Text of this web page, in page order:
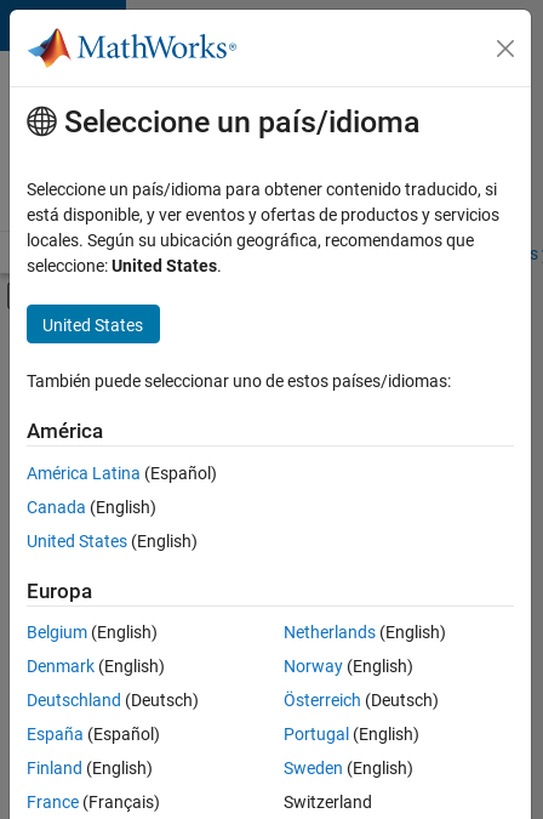
Saltar al contenido
Ofertas
de
empleo
MathWorks
Visión general Búsqueda de empleo Oficinas locales
Contenido principal
FILTRADO POR
Quality Engineering
Web Applications and Services
Education Marketing
Ordenar por
Guardar
empleos
seleccionados
No se
han
traducido
todos
los
Seleccione un país/idioma
Seleccione un país/idioma para obtener contenido traducido, si
está disponible, y ver eventos y ofertas de productos y servicios
locales. Según su ubicación geográfica, recomendamos que
seleccione:United States.
United States
También puede seleccionar uno de estos países/idiomas:
América
América Latina (Español)
Canada (English)
United States (English)
Europa
Belgium (English)
Denmark (English)
Deutschland (Deutsch)
España (Español)
Finland (English)
France (Français)
Netherlands(English)
Norway(English)
Österreich (Deutsch)
Portugal (English)
Sweden (English)
Switzerland